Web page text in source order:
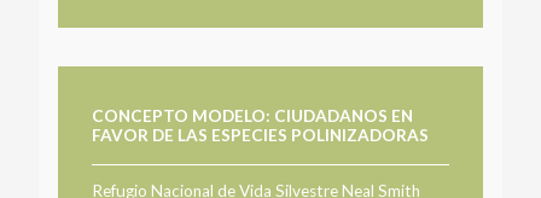
CONCEPTO MODELO: CIUDADANOS EN
FAVOR DE LAS ESPECIES POLINIZADORAS
Refugio Nacional de Vida Silvestre Neal Smith